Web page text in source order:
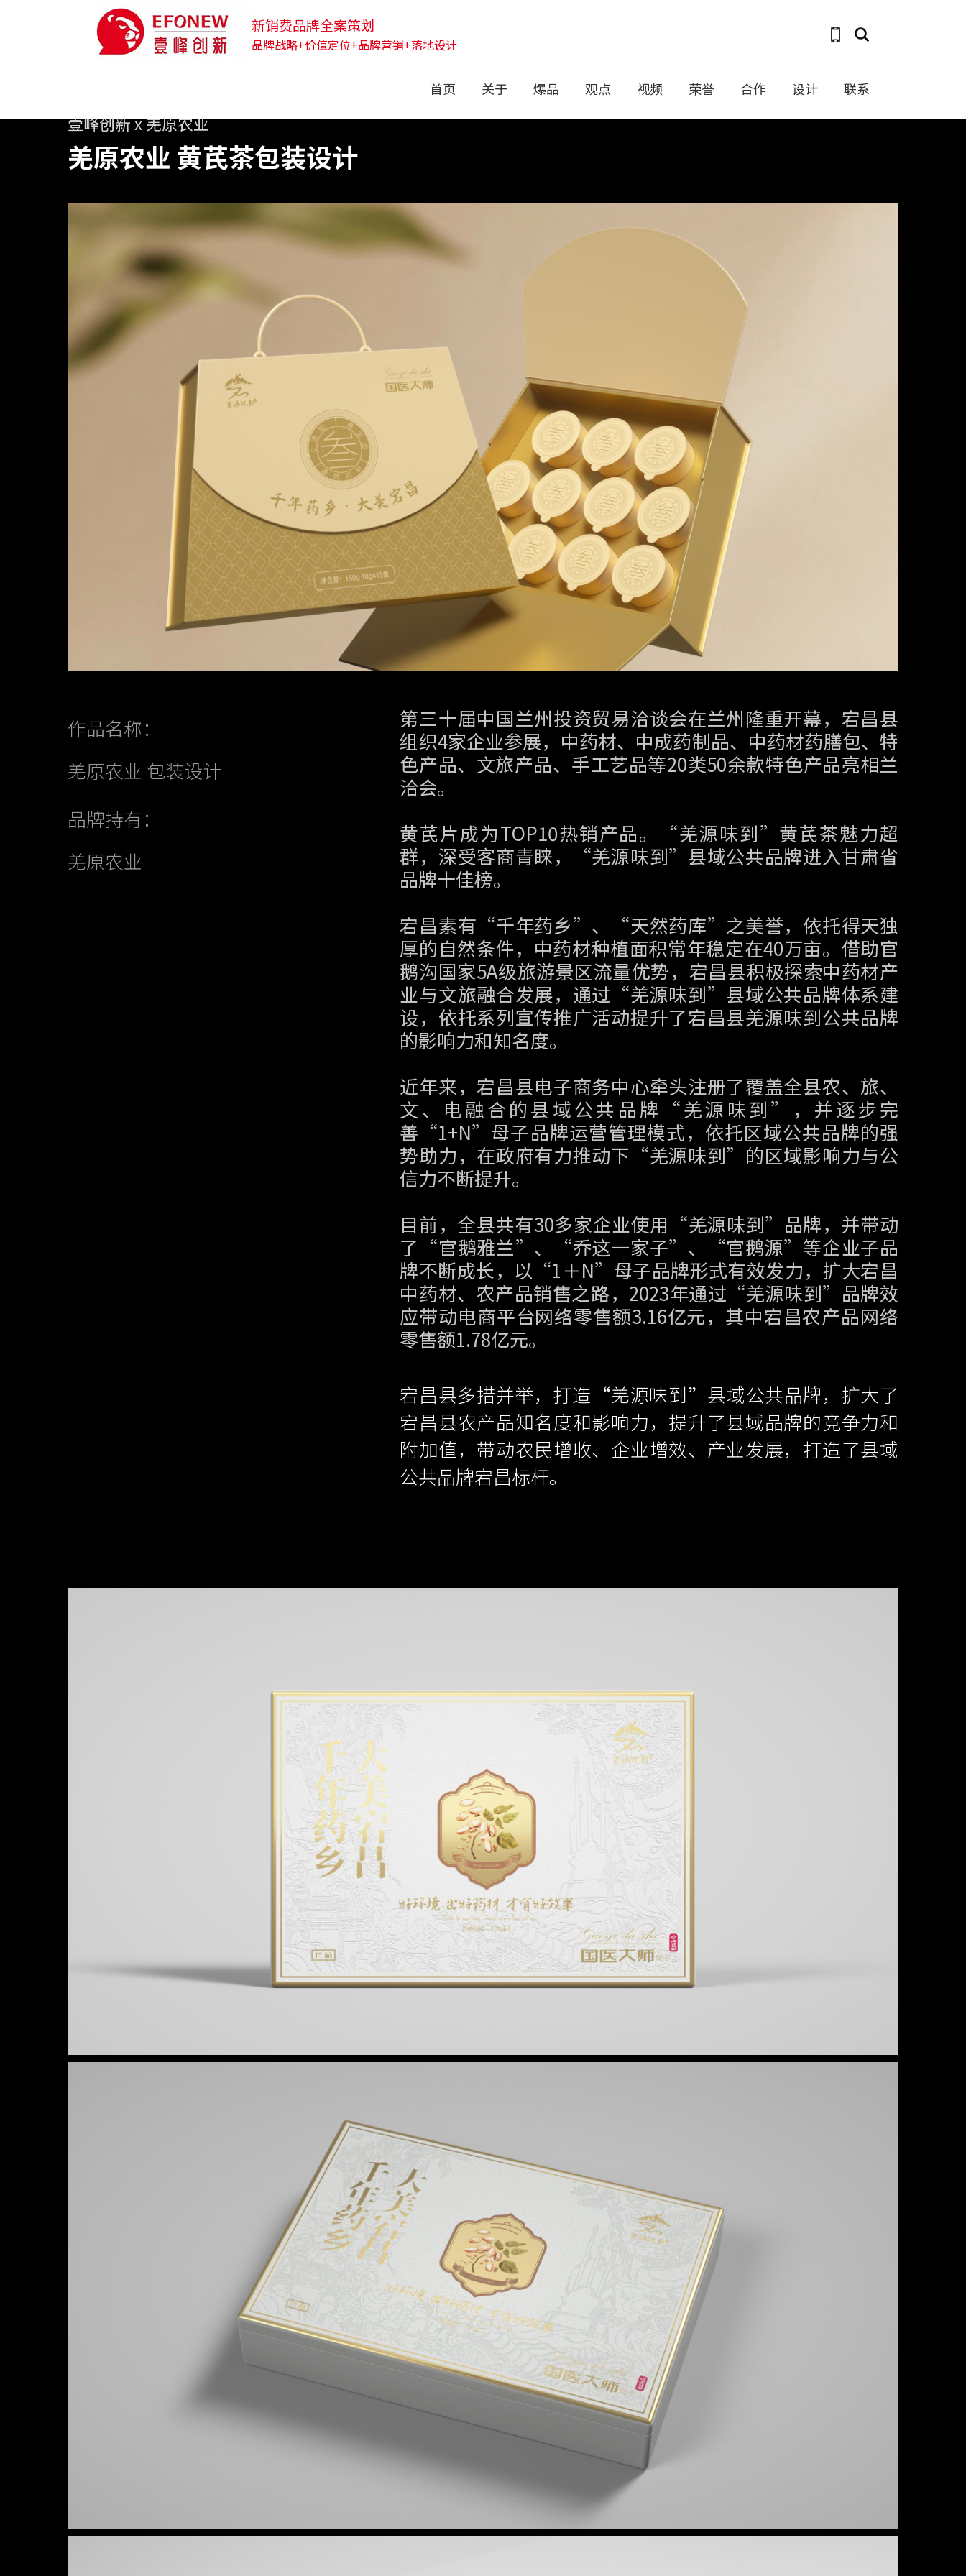
新销费品牌全案策划
品牌战略+价值定位+品牌营销+落地设计
首页 关于 爆品 观点 视频 荣誉 合作 设计 联系
壹峰创新 x 羌原农业
羌原农业 黄芪茶包装设计
作品名称：
羌原农业 包装设计
品牌持有：
羌原农业
第三十届中国兰州投资贸易洽谈会在兰州隆重开幕，宕昌县
组织4家企业参展，中药材、中成药制品、中药材药膳包、特
色产品、文旅产品、手工艺品等20类50余款特色产品亮相兰
洽会。
黄芪片成为TOP10热销产品。“羌源味到”黄芪茶魅力超
群，深受客商青睐，“羌源味到”县域公共品牌进入甘肃省
品牌十佳榜。
宕昌素有“千年药乡”、“天然药库”之美誉，依托得天独
厚的自然条件，中药材种植面积常年稳定在40万亩。借助官
鹅沟国家5A级旅游景区流量优势，宕昌县积极探索中药材产
业与文旅融合发展，通过“羌源味到”县域公共品牌体系建
设，依托系列宣传推广活动提升了宕昌县羌源味到公共品牌
的影响力和知名度。
近年来，宕昌县电子商务中心牵头注册了覆盖全县农、旅、
文、电融合的县域公共品牌“羌源味到”，并逐步完
善“1+N”母子品牌运营管理模式，依托区域公共品牌的强
势助力，在政府有力推动下“羌源味到”的区域影响力与公
信力不断提升。
目前，全县共有30多家企业使用“羌源味到”品牌，并带动
了“官鹅雅兰”、“乔这一家子”、“官鹅源”等企业子品
牌不断成长，以“1＋N”母子品牌形式有效发力，扩大宕昌
中药材、农产品销售之路，2023年通过“羌源味到”品牌效
应带动电商平台网络零售额3.16亿元，其中宕昌农产品网络
零售额1.78亿元。
宕昌县多措并举，打造“羌源味到”县域公共品牌，扩大了
宕昌县农产品知名度和影响力，提升了县域品牌的竞争力和
附加值，带动农民增收、企业增效、产业发展，打造了县域
公共品牌宕昌标杆。